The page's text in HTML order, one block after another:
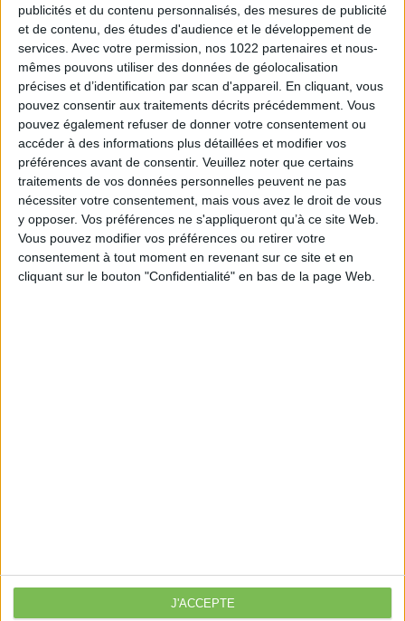
publicités et du contenu personnalisés, des mesures de publicité
et de contenu, des études d'audience et le développement de
services. Avec votre permission, nos 1022 partenaires et nous-
mêmes pouvons utiliser des données de géolocalisation
précises et d’identification par scan d'appareil. En cliquant, vous
pouvez consentir aux traitements décrits précédemment. Vous
pouvez également refuser de donner votre consentement ou
accéder à des informations plus détaillées et modifier vos
préférences avant de consentir. Veuillez noter que certains
traitements de vos données personnelles peuvent ne pas
nécessiter votre consentement, mais vous avez le droit de vous
y opposer. Vos préférences ne s'appliqueront qu’à ce site Web.
Vous pouvez modifier vos préférences ou retirer votre
consentement à tout moment en revenant sur ce site et en
cliquant sur le bouton "Confidentialité" en bas de la page Web.
J'ACCEPTE
La responsabilité d’un notaire qui commet une
erreur dans la répartition, entre les deux membres
d’un couple qui se sépare, de la somme issue du
prix de vente de la résidence qu’ils possèdent en
indivision ne peut être engagée qu’en cas de
défaillance de la part de celui des deux qui a trop
perçu.
https://www.eurex.fr/k4_20394421/
À la une